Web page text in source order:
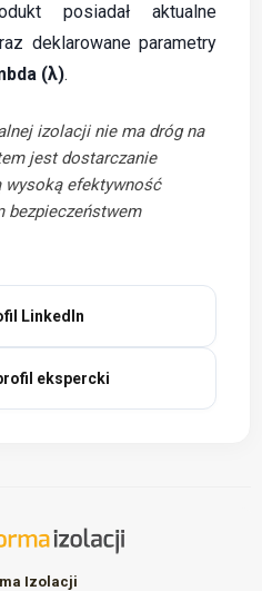
posiadał aktualne
deklarowane parametry
(λ).
izolacji nie ma dróg na
jest dostarczanie
wysoką efektywność
bezpieczeństwem
LinkedIn
ekspercki
Izolacji